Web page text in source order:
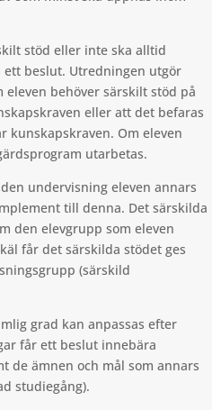
stöd eller inte ska alltid
beslut. Utredningen utgör
behöver särskilt stöd på
eller att det befaras
kunskapskraven. Om eleven
utarbetas.
undervisning eleven annars
till denna. Det särskilda
den elevgrupp som eleven
får det särskilda stödet ges
(särskild
grad kan anpassas efter
får ett beslut innebära
de ämnen och mål som annars
studiegång).